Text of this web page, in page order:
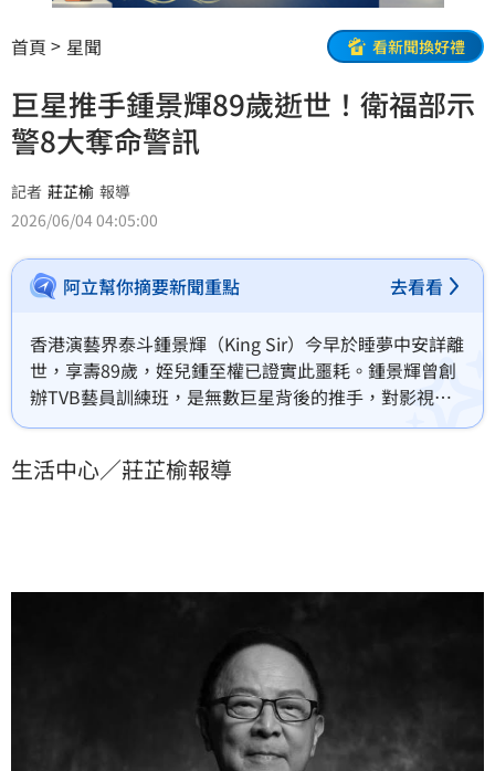
首頁 星聞 看新聞換好禮
巨星推手鍾景輝89歲逝世！衛福部示
警8大奪命警訊
記者 莊芷榆 報導
2026/06/04 04:05:00
阿立幫你摘要新聞重點 去看看
香港演藝界泰斗鍾景輝（King Sir）今早於睡夢中安詳離
世，享壽89歲，姪兒鍾至權已證實此噩耗。鍾景輝曾創
辦TVB藝員訓練班，是無數巨星背後的推手，對影視圈
貢獻卓越。由於他曾患大腸癌，此消息再度引發社會對
顯，若出現血便、排便習慣改變或體重減輕超過兩週應
生活中心／莊芷榆報導